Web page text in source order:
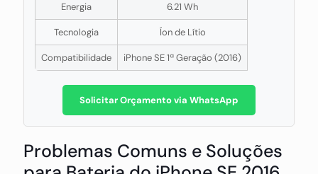
Energia 6.21 Wh
Tecnologia Íon de Lítio
Compatibilidade iPhone SE 1ª Geração (2016)
Solicitar Orçamento via WhatsApp
Problemas Comuns e Soluções